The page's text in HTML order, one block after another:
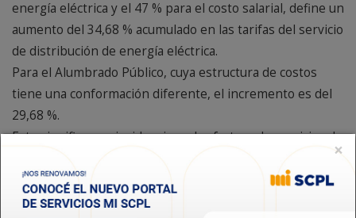
energía eléctrica y el 47 % para el costo salarial, define un
aumento del 34,68 % acumulado en las tarifas del servicio
de distribución de energía eléctrica.
Para el Alumbrado Público, cuya estructura de costos
tiene una conformación diferente, el incremento es del
29,68 %.
Esto significa una incidencia en las factura de servicios de
para un usuario promedio que posee una vivienda de una
superficie cubierta de 70 m2 y un consumo mensual de
×